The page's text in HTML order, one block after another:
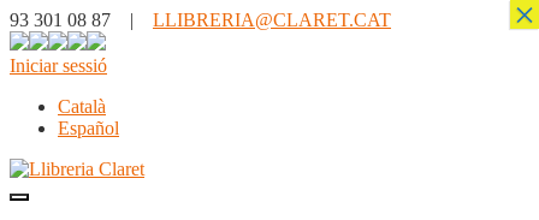
93 301 08 87 | LLIBRERIA@CLARET.CAT
Iniciar sessió
Català
Español
×